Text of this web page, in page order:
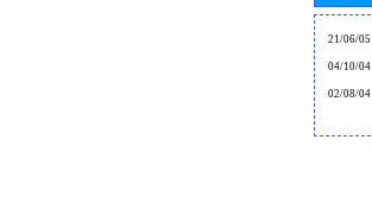
21/06/05
04/10/04
02/08/04